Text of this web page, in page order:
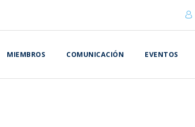
MIEMBROS COMUNICACIÓN EVENTOS